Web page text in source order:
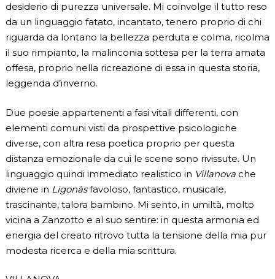
desiderio di purezza universale. Mi coinvolge il tutto reso
da un linguaggio fatato, incantato, tenero proprio di chi
riguarda da lontano la bellezza perduta e colma, ricolma
il suo rimpianto, la malinconia sottesa per la terra amata
offesa, proprio nella ricreazione di essa in questa storia,
leggenda d’inverno.
Due poesie appartenenti a fasi vitali differenti, con
elementi comuni visti da prospettive psicologiche
diverse, con altra resa poetica proprio per questa
distanza emozionale da cui le scene sono rivissute. Un
linguaggio quindi immediato realistico in Villanova che
diviene in Ligonàsfavoloso, fantastico, musicale,
trascinante, talora bambino. Mi sento, in umiltà, molto
vicina a Zanzotto e al suo sentire: in questa armonia ed
energia del creato ritrovo tutta la tensione della mia pur
modesta ricerca e della mia scrittura.